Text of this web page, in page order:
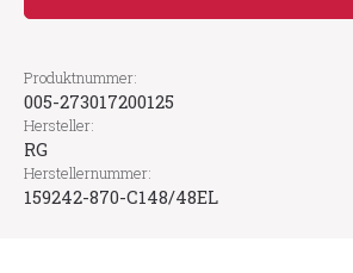
Produktnummer:
005-273017200125
Hersteller:
RG
Herstellernummer:
159242-870-C148/48EL